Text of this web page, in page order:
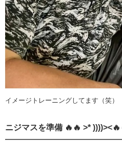
イメージトレーニングしてます（笑）
ニジマスを準備 🔥🔥 >*